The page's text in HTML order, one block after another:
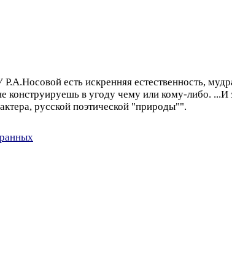
есть искренняя естественность,
конструируешь в угоду чему или кому-либо. ...И
русской поэтической "природы"".